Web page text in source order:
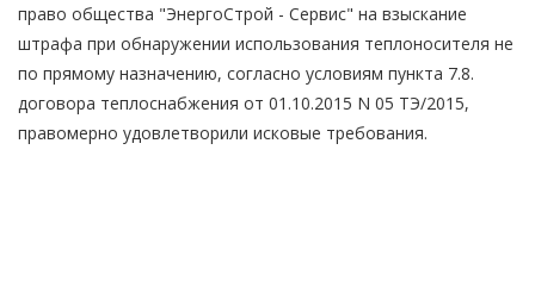
право общества "ЭнергоСтрой - Сервис" на взыскание
штрафа при обнаружении использования теплоносителя не
по прямому назначению, согласно условиям пункта 7.8.
договора теплоснабжения от 01.10.2015 N 05 ТЭ/2015,
правомерно удовлетворили исковые требования.